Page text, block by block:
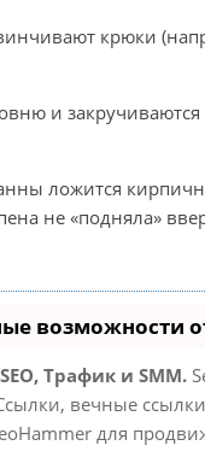
крюки
и
ложится
не «подняла»
возможности
SEO, Трафик и SMM.
вечные
для